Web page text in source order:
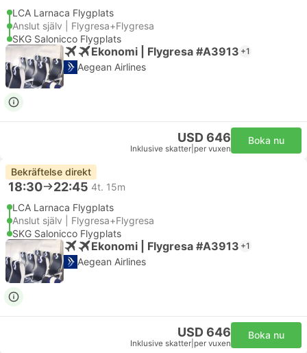
LCA Larnaca Flygplats
Anslut själv | Flygresa+Flygresa
SKG Salonicco Flygplats
Ekonomi | Flygresa #A3913 +1
Aegean Airlines
USD 646
Inklusive skatter per vuxen
Boka nu
Bekräftelse direkt
18:30 22:45 4t. 15m
LCA Larnaca Flygplats
Anslut själv | Flygresa+Flygresa
SKG Salonicco Flygplats
Ekonomi | Flygresa #A3913 +1
Aegean Airlines
USD 646
Inklusive skatter per vuxen
Boka nu